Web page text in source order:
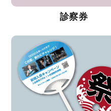
診察券